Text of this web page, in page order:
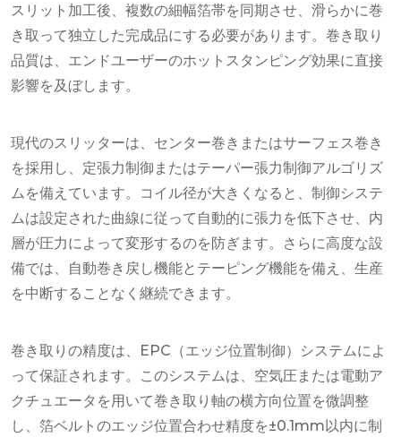
スリット加工後、複数の細幅箔帯を同期させ、滑らかに巻
き取って独立した完成品にする必要があります。巻き取り
品質は、エンドユーザーのホットスタンピング効果に直接
影響を及ぼします。
現代のスリッターは、センター巻きまたはサーフェス巻き
を採用し、定張力制御またはテーパー張力制御アルゴリズ
ムを備えています。コイル径が大きくなると、制御システ
ムは設定された曲線に従って自動的に張力を低下させ、内
層が圧力によって変形するのを防ぎます。さらに高度な設
備では、自動巻き戻し機能とテーピング機能を備え、生産
を中断することなく継続できます。
巻き取りの精度は、EPC（エッジ位置制御）システムによ
って保証されます。このシステムは、空気圧または電動ア
クチュエータを用いて巻き取り軸の横方向位置を微調整
し、箔ベルトのエッジ位置合わせ精度を±0.1mm以内に制